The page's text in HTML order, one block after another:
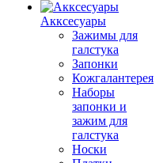
Акксесуары
Зажимы для
галстука
Запонки
Кожгалантерея
Наборы
запонки и
зажим для
галстука
Носки